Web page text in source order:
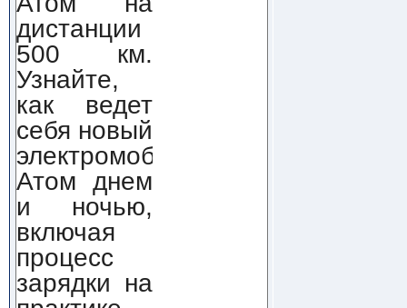
дистанции
500 км.
Узнайте,
как ведет
себя новый
электромобиль
Атом днем
и ночью,
включая
процесс
зарядки на